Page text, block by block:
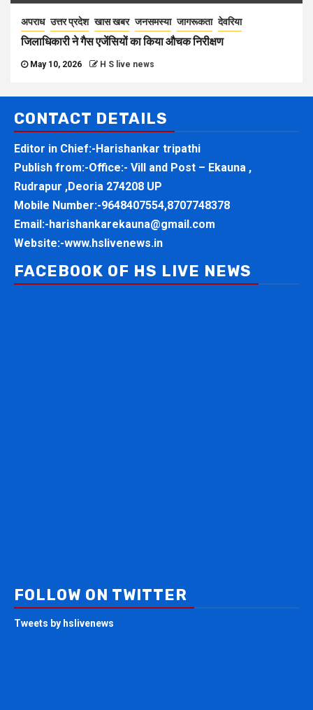
अपराध उत्तर प्रदेश खास खबर जनसमस्या जागरूकता देवरिया
जिलाधिकारी ने गैस एजेंसियों का किया औचक निरीक्षण
May 10, 2026 H S live news
CONTACT DETAILS
Editor in Chief:-Harishankar tripathi
Publish from:-Office:- Vill and Post – Ekauna ,
Rudrapur ,Deoria 274208 UP
Mobile Number:-9648407554,8707748378
Email:-harishankarekauna@gmail.com
Website:-www.hslivenews.in
FACEBOOK OF HS LIVE NEWS
FOLLOW ON TWITTER
Tweets by hslivenews